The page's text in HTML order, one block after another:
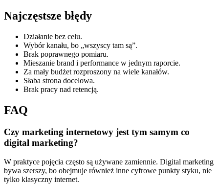
Najczęstsze błędy
Działanie bez celu.
Wybór kanału, bo „wszyscy tam są”.
Brak poprawnego pomiaru.
Mieszanie brand i performance w jednym raporcie.
Za mały budżet rozproszony na wiele kanałów.
Słaba strona docelowa.
Brak pracy nad retencją.
FAQ
Czy marketing internetowy jest tym samym co
digital marketing?
W praktyce pojęcia często są używane zamiennie. Digital marketing
bywa szerszy, bo obejmuje również inne cyfrowe punkty styku, nie
tylko klasyczny internet.